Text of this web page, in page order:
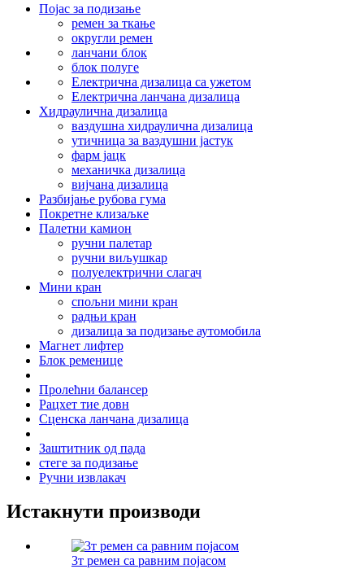
Појас за подизање
ремен за ткање
округли ремен
ланчани блок
блок полуге
Електрична дизалица са ужетом
Електрична ланчана дизалица
Хидраулична дизалица
ваздушна хидраулична дизалица
утичница за ваздушни јастук
фарм јацк
механичка дизалица
вијчана дизалица
Разбијање рубова гума
Покретне клизаљке
Палетни камион
ручни палетар
ручни виљушкар
полуелектрични слагач
Мини кран
спољни мини кран
радњи кран
дизалица за подизање аутомобила
Магнет лифтер
Блок ременице
Пролећни балансер
Рацхет тие довн
Сценска ланчана дизалица
Заштитник од пада
стеге за подизање
Ручни извлакач
Истакнути производи
3т ремен са равним појасом